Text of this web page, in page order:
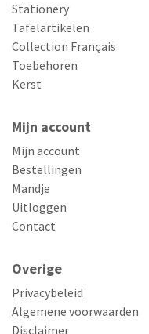
Stationery
Tafelartikelen
Collection Français
Toebehoren
Kerst
Mijn account
Mijn account
Bestellingen
Mandje
Uitloggen
Contact
Overige
Privacybeleid
Algemene voorwaarden
Disclaimer